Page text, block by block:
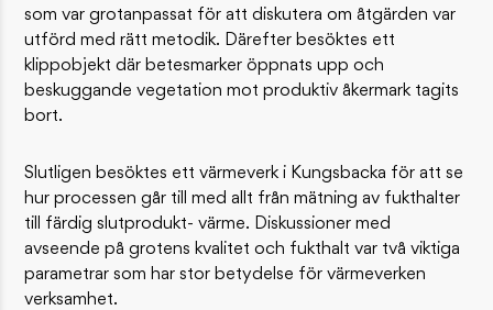
som var grotanpassat för att diskutera om åtgärden var
utförd med rätt metodik. Därefter besöktes ett
klippobjekt där betesmarker öppnats upp och
beskuggande vegetation mot produktiv åkermark tagits
bort.
Slutligen besöktes ett värmeverk i Kungsbacka för att se
hur processen går till med allt från mätning av fukthalter
till färdig slutprodukt- värme. Diskussioner med
avseende på grotens kvalitet och fukthalt var två viktiga
parametrar som har stor betydelse för värmeverken
verksamhet.